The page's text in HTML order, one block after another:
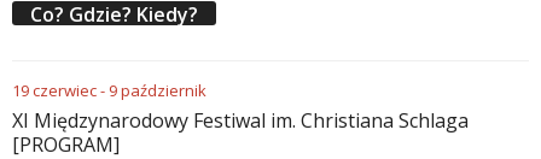
Co? Gdzie? Kiedy?
19czerwiec- 9październik
XI Międzynarodowy Festiwal im. Christiana Schlaga
[PROGRAM]